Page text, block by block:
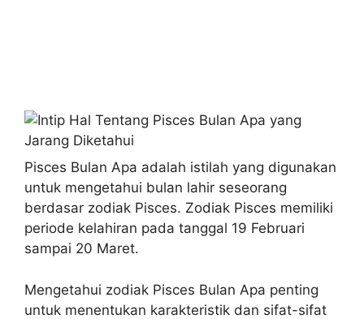
Pisces Bulan Apa adalah istilah yang digunakan
untuk mengetahui bulan lahir seseorang
berdasar zodiak Pisces. Zodiak Pisces memiliki
periode kelahiran pada tanggal 19 Februari
sampai 20 Maret.
Mengetahui zodiak Pisces Bulan Apa penting
untuk menentukan karakteristik dan sifat-sifat